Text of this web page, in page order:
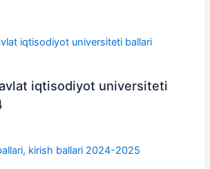
iqtisodiyot universiteti